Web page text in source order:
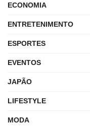
ECONOMIA
ENTRETENIMENTO
ESPORTES
EVENTOS
JAPÃO
LIFESTYLE
MODA